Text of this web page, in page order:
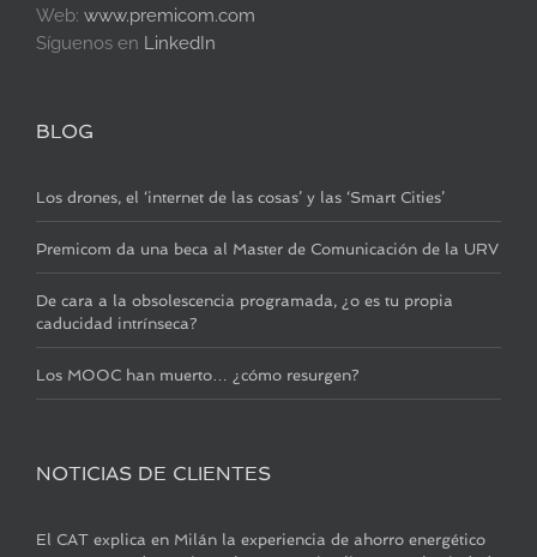
Web: www.premicom.com
Síguenos en LinkedIn
BLOG
Los drones, el ‘internet de las cosas’ y las ‘Smart Cities’
Premicom da una beca al Master de Comunicación de la URV
De cara a la obsolescencia programada, ¿o es tu propia
caducidad intrínseca?
Los MOOC han muerto… ¿cómo resurgen?
NOTICIAS DE CLIENTES
El CAT explica en Milán la experiencia de ahorro energético